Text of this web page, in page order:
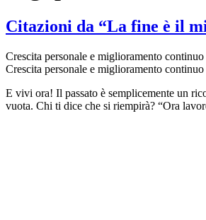
Citazioni da “La fine è il
Crescita personale e miglioramento continuo
Crescita personale e miglioramento continuo
E vivi ora! Il passato è semplicemente un
vuota. Chi ti dice che si riempirà? “Ora